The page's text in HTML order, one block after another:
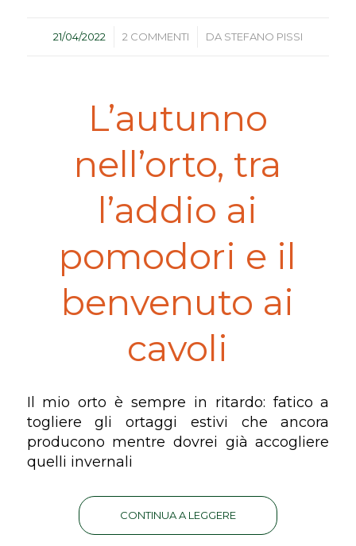
21/04/2022
/ 2 COMMENTI
/ DA STEFANO PISSI
L’autunno
nell’orto, tra
l’addio ai
pomodori e il
benvenuto ai
cavoli
Il mio orto è sempre in ritardo: fatico a
togliere gli ortaggi estivi che ancora
producono mentre dovrei già accogliere
quelli invernali
CONTINUA A LEGGERE